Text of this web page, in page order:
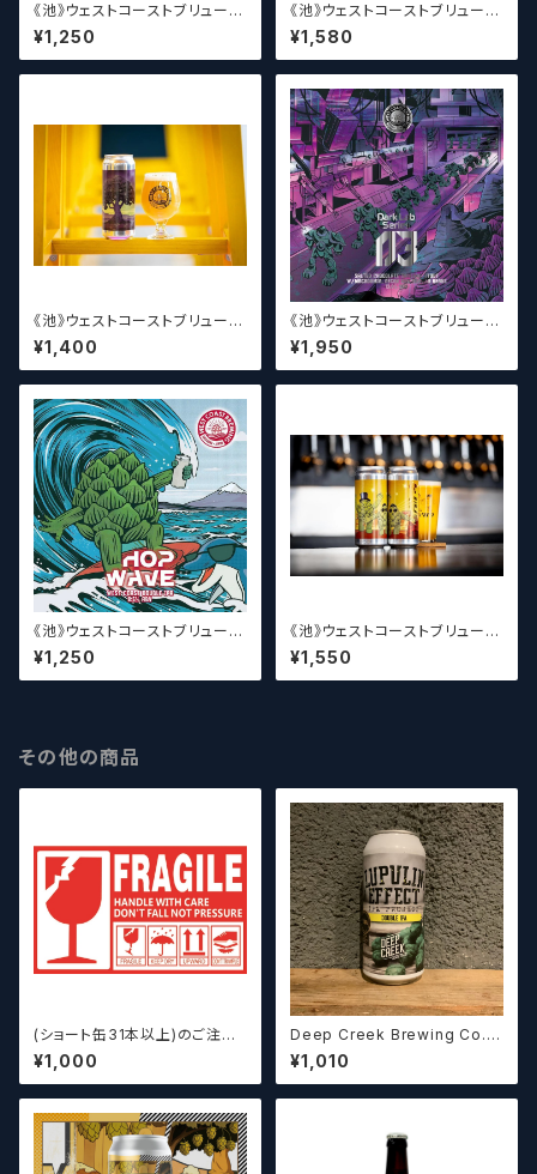
《池》ウェストコーストブリューイ
ング / West Coast ( WCB ) S
idechain Series 06【クラフト
ビール】
¥1,250
《池》ウェストコーストブリューイ
ング / West Coast ( WCB )
Windows to VERTERE 202
4【クラフトビール】
¥1,580
《池》ウェストコーストブリューイ
ング / West Coast ( WCB ) T
he Lupulin Tree【クラフトビー
ル】
¥1,400
《池》ウェストコーストブリューイ
ング / West Coast ( WCB ) D
ark Lab Series 03【クラフト
ビール】
¥1,950
《池》ウェストコーストブリューイ
ング / West Coast ( WCB ) H
op Wave【クラフトビール】
¥1,250
《池》ウェストコーストブリューイ
ング / West Coast ( WCB )
MONONOKE DANCE【クラフ
トビール】
¥1,550
その他の商品
(ショート缶31本以上)のご注文
の場合いこちらをご購入くださ
い。 【クラフトビール】
¥1,000
Deep Creek Brewing Co. L
upulin Effect ディープクリ
ーク ルプリン エフェクト
¥1,010